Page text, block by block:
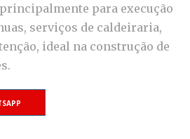
para execução
serviços de caldeiraria,
ideal na construção de